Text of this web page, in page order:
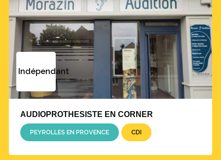
Indépendant
AUDIOPROTHESISTE EN CORNER
PEYROLLES EN PROVENCE CDI